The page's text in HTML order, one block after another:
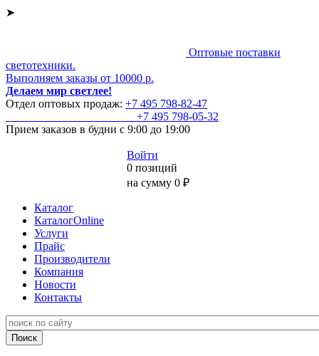
➤
Оптовые поставки
светотехники.
Выполняем заказы от 10000 р.
Делаем мир светлее!
Отдел оптовых продаж: +7 495 798-82-47
+7 495 798-05-32
Прием заказов в будни с 9:00 до 19:00
Войти
0 позиций
на сумму 0 ₽
Каталог
КаталогOnline
Услуги
Прайс
Производители
Компания
Новости
Контакты